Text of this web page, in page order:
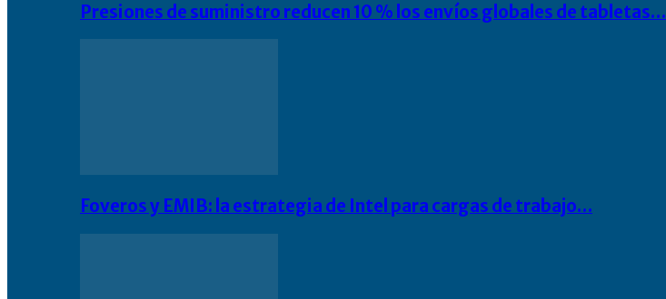
Presiones de suministro reducen 10 % los envíos globales de tabletas…
Foveros y EMIB: la estrategia de Intel para cargas de trabajo…